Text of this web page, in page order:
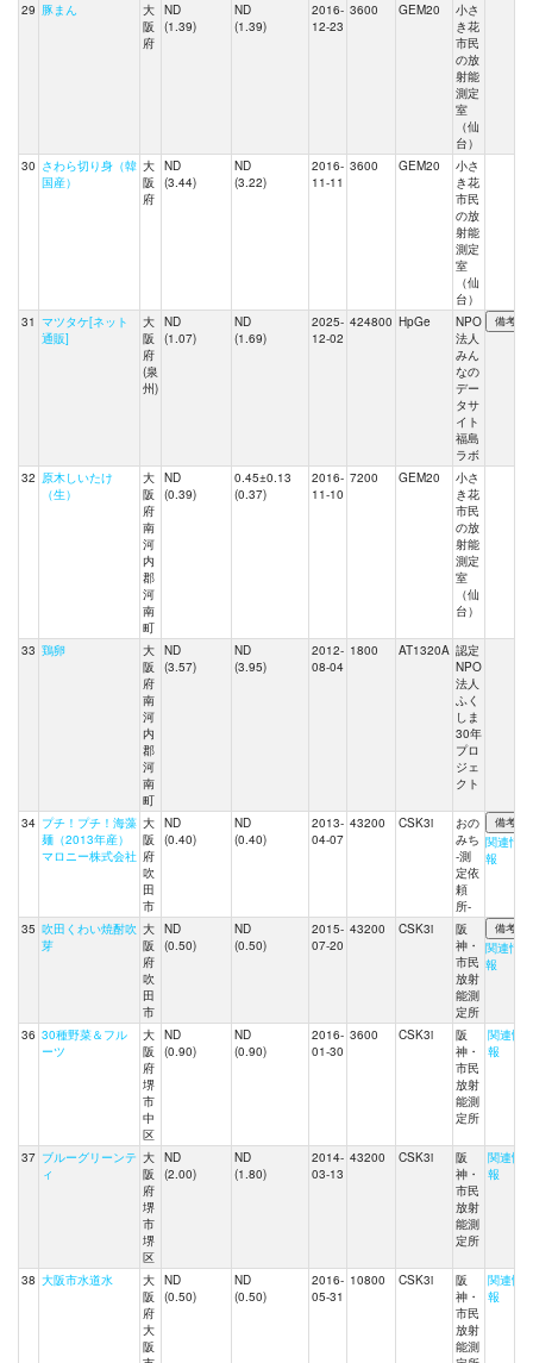
29 豚まん
大
阪
府
ND
(1.39)
ND
(1.39)
2016-
12-23
3600 GEM20
小さ
き花
市民
の放
射能
測定
室
（仙
台）
30 さわら切り身（韓
国産）
大
阪
府
ND
(3.44)
ND
(3.22)
2016-
11-11
3600 GEM20
小さ
き花
市民
の放
射能
測定
室
（仙
台）
31 マツタケ[ネット
通販]
大
阪
府
(泉
州)
ND
(1.07)
ND
(1.69)
2025-
12-02
424800 HpGe
NPO
法人
みん
なの
デー
タサ
イト
福島
ラボ
32 原木しいたけ
（生）
大
阪
府
南
河
内
郡
河
南
町
ND
(0.39)
0.45±0.13
(0.37)
2016-
11-10
7200 GEM20
小さ
き花
市民
の放
射能
測定
室
（仙
台）
33 鶏卵
大
阪
府
南
河
内
郡
河
南
町
ND
(3.57)
ND
(3.95)
2012-
08-04
1800 AT1320A 認定
NPO
法人
ふく
しま
30年
プロ
ジェ
クト
34 プチ！プチ！海藻
麺（2013年産）
マロニー株式会社
大
阪
府
吹
田
市
ND
(0.40)
ND
(0.40)
2013-
04-07
43200 CSK3i
おの
みち
-測
定依
頼
所-
関連情
報
35 吹田くわい焼酎吹
芽
大
阪
府
吹
田
市
ND
(0.50)
ND
(0.50)
2015-
07-20
43200 CSK3i
阪
神・
市民
放射
能測
定所
関連情
報
36 30種野菜＆フル
ーツ
大
阪
府
堺
市
中
区
ND
(0.90)
ND
(0.90)
2016-
01-30
3600 CSK3i
阪
神・
市民
放射
能測
定所
関連情
報
37 ブルーグリーンテ
ィ
大
阪
府
堺
市
堺
区
ND
(2.00)
ND
(1.80)
2014-
03-13
43200 CSK3i
阪
神・
市民
放射
能測
定所
関連情
報
38 大阪市水道水
大
阪
府
大
阪
ND
(0.50)
ND
(0.50)
2016-
05-31
10800 CSK3i
阪
神・
市民
放射
能測
関連情
報